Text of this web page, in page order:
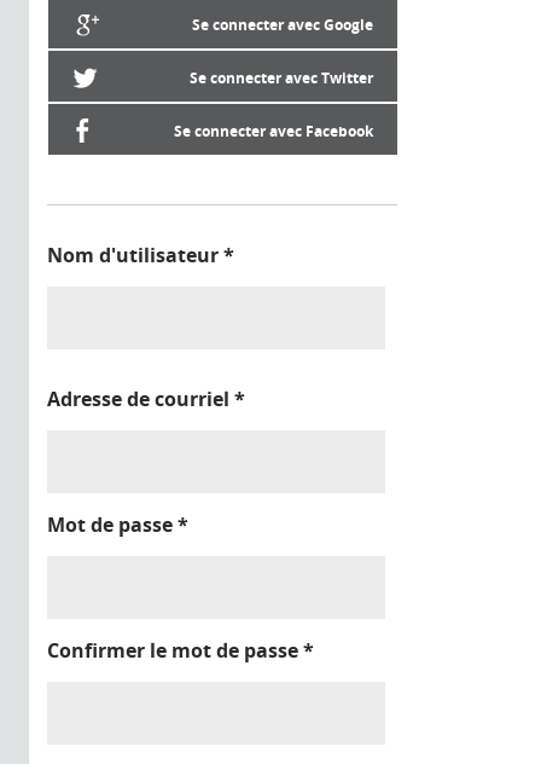
Se connecter avec Google
Se connecter avec Twitter
Se connecter avec Facebook
Nom d'utilisateur*
Adresse de courriel *
Mot de passe*
Confirmer le mot de passe*